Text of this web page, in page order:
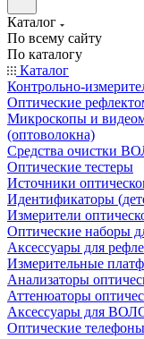
Каталог
По всему сайту
По каталогу
Каталог
Контрольно-
Оптические
Микроскопы и
(оптоволокна)
Средства очистки
Оптические тестеры
Источники
Идентификаторы
Измерители
Оптические наборы
Аксессуары для
Измерительные
Анализаторы
Аттенюаторы
Аксессуары для
Оптические телефоны